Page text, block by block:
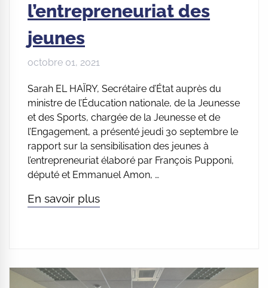
l’entrepreneuriat des
jeunes
octobre 01, 2021
Sarah EL HAÏRY, Secrétaire d’État auprès du
ministre de l’Éducation nationale, de la Jeunesse
et des Sports, chargée de la Jeunesse et de
l’Engagement, a présenté jeudi 30 septembre le
rapport sur la sensibilisation des jeunes à
l’entrepreneuriat élaboré par François Pupponi,
député et Emmanuel Amon, …
En savoir plus